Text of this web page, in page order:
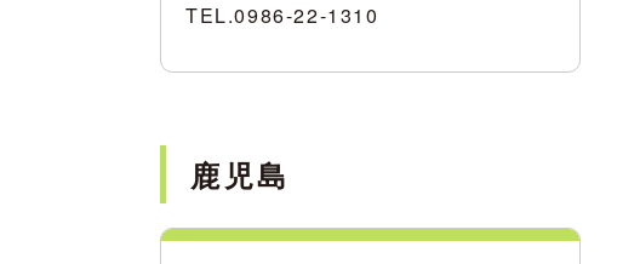
TEL.0986-22-1310
鹿児島